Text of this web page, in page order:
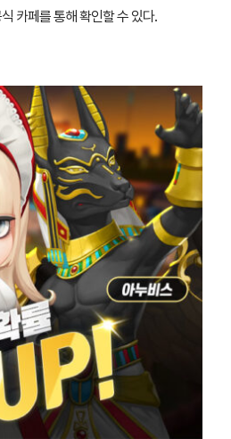
카페를 통해 확인할 수 있다.